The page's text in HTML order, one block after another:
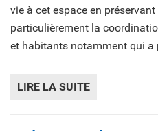
vie à cet espace en préservant
particulièrement la
et habitants notamment qui
LIRE LA SUITE